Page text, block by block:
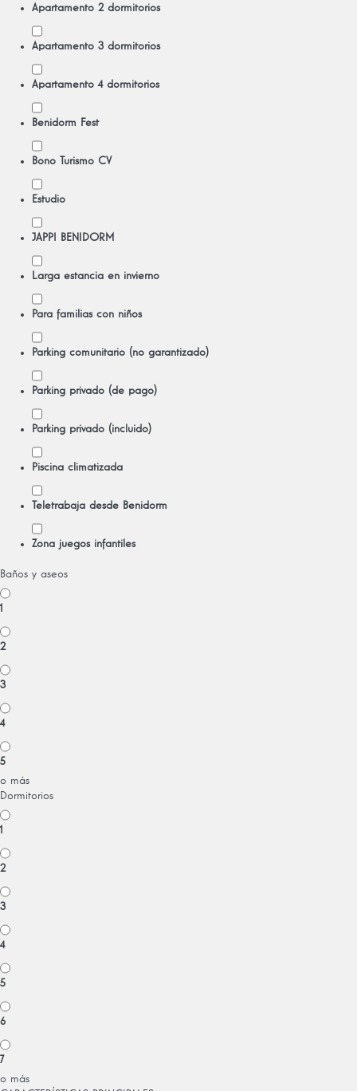
Apartamento 2 dormitorios
Apartamento 3 dormitorios
Apartamento 4 dormitorios
Benidorm Fest
Bono Turismo CV
Estudio
JAPPI BENIDORM
Larga estancia en invierno
Para familias con niños
Parking comunitario (no garantizado)
Parking privado (de pago)
Parking privado (incluido)
Piscina climatizada
Teletrabaja desde Benidorm
Zona juegos infantiles
Baños y aseos
1
2
3
4
5
o más
Dormitorios
1
2
3
4
5
6
7
o más